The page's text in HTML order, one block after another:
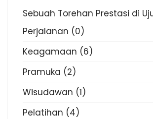
Sebuah Torehan Prestasi di
Perjalanan (0)
Keagamaan (6)
Pramuka (2)
Wisudawan (1)
Pelatihan (4)